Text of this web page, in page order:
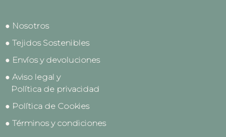
● Nosotros
● Tejidos Sostenibles
● Envíos y devoluciones
● Aviso legal y
Política de privacidad
● Política de Cookies
● Términos y condiciones